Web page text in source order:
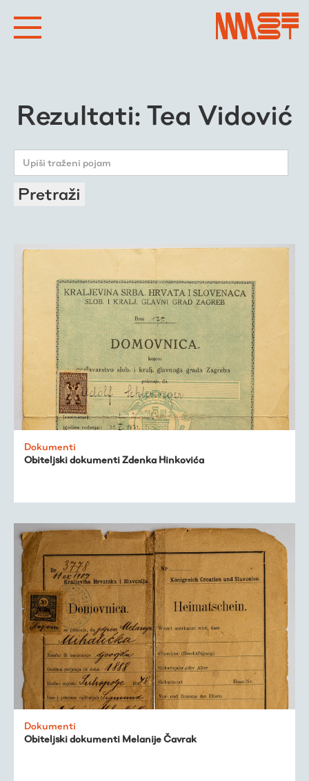
Virtualni fundus
Živa baština
Virtualni program
Trešnjevačka
kronologija
Publikacije
O nama
Rezultati: Tea Vidović
Pretraži
Dokumenti
Obiteljski dokumenti Zdenka Hinkovića
Dokumenti
Obiteljski dokumenti Melanije Čavrak